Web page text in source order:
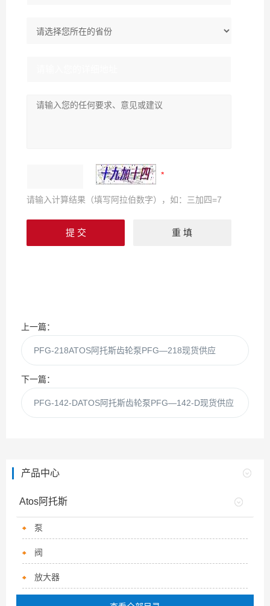
请输入计算结果（填写阿拉伯数字），如：三加四=7
上一篇：
PFG-218ATOS阿托斯齿轮泵PFG—218现货供应
下一篇：
PFG-142-DATOS阿托斯齿轮泵PFG—142-D现货供应
产品中心
Atos阿托斯
泵
阀
放大器